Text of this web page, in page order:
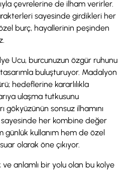
çevrelerine de ilham verirler.
sayesinde girdikleri her
burç, hayallerinin peşinden
Ucu, burcunuzun özgür ruhunu
buluşturuyor. Madalyon
hedeflerine kararlılıkla
ulaşma tutkusunu
gökyüzünün sonsuz ilhamını
sayesinde her kombine değer
günlük kullanım hem de özel
olarak öne çıkıyor.
anlamlı bir yolu olan bu kolye